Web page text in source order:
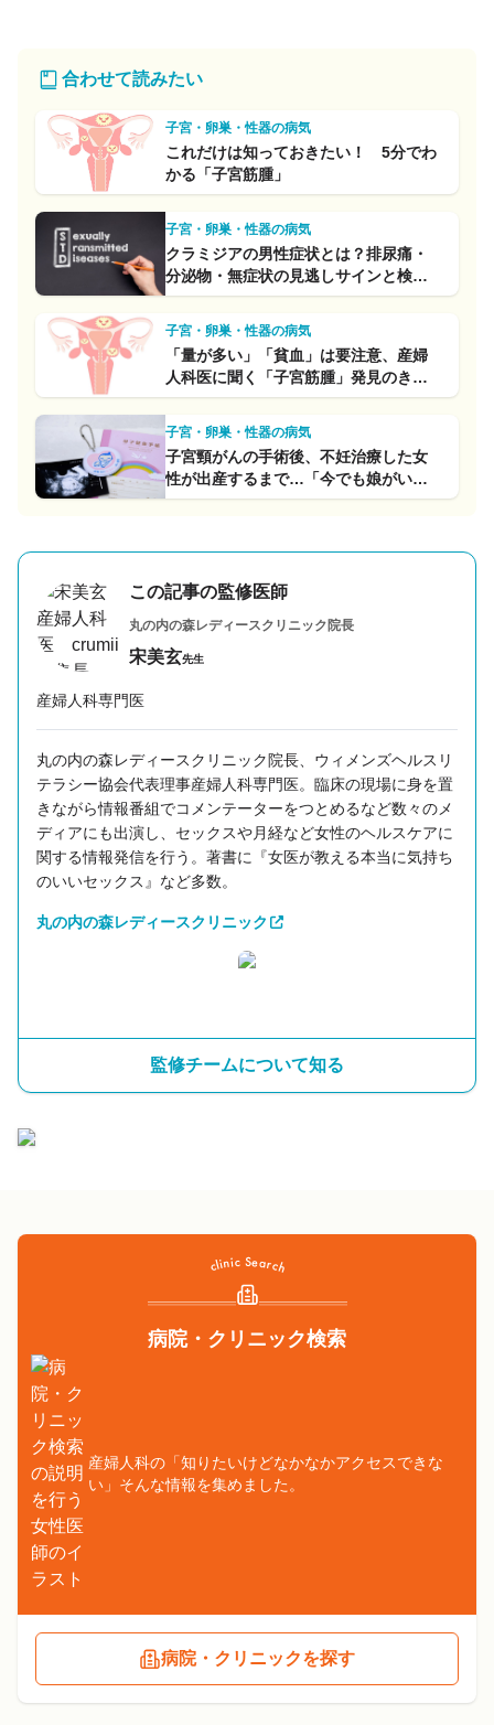
合わせて読みたい
子宮・卵巣・性器の病気
これだけは知っておきたい！ 5分でわ
かる「子宮筋腫」
子宮・卵巣・性器の病気
クラミジアの男性症状とは？排尿痛・
分泌物・無症状の見逃しサインと検
査・治療法まとめ
子宮・卵巣・性器の病気
「量が多い」「貧血」は要注意、産婦
人科医に聞く「子宮筋腫」発見のきっ
かけとよくある誤解
子宮・卵巣・性器の病気
子宮頸がんの手術後、不妊治療した女
性が出産するまで…「今でも娘がいる
ことが不思議に思えます」
この記事の監修医師
丸の内の森レディースクリニック 院長
宋美玄先生
産婦人科専門医
丸の内の森レディースクリニック院長、ウィメンズヘルスリ
テラシー協会代表理事産婦人科専門医。臨床の現場に身を置
きながら情報番組でコメンテーターをつとめるなど数々のメ
ディアにも出演し、セックスや月経など女性のヘルスケアに
関する情報発信を行う。著書に『女医が教える本当に気持ち
のいいセックス』など多数。
丸の内の森レディースクリニック
監修チームについて知る
病院・クリニック検索
産婦人科の「知りたいけどなかなかアクセスできな
い」そんな情報を集めました。
病院・クリニックを探す